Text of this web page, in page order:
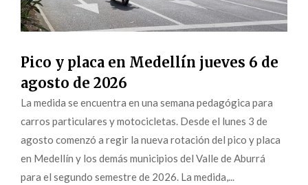
Pico y placa en Medellín jueves 6 de
agosto de 2026
La medida se encuentra en una semana pedagógica para
carros particulares y motocicletas. Desde el lunes 3 de
agosto comenzó a regir la nueva rotación del pico y placa
en Medellín y los demás municipios del Valle de Aburrá
para el segundo semestre de 2026. La medida,...